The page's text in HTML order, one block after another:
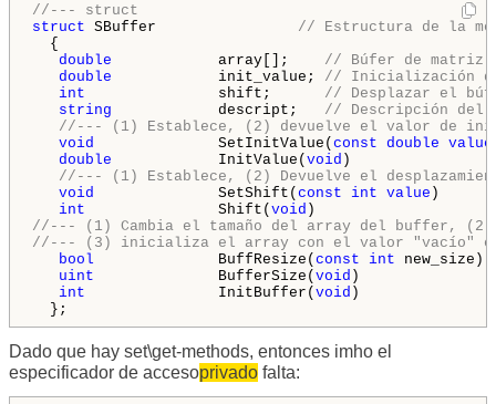
//--- struct
struct SBuffer // Estructura de la
{
double array[]; // Búfer de matriz
double init_value; // Inicialización
int shift; // Desplazar el
string descript; // Descripción del
//--- (1) Establece, (2) devuelve el valor de
void
SetInitValue(const double value
double InitValue(void )
//--- (1) Establece, (2) Devuelve el
void
SetShift(const int value )
int Shift(void )
//--- (1) Cambia el tamaño del array del buffer,
//--- (3) inicializa el array con el valor "vacío"
bool BuffResize(const int
uint BufferSize(void )
int InitBuffer(void )
};
Dado que hay set\get-methods, entonces imho el
especificador de accesoprivado falta: